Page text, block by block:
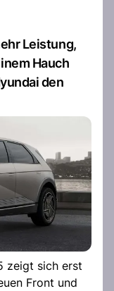
Leistung,
Hauch
den
zeigt sich erst
Front und